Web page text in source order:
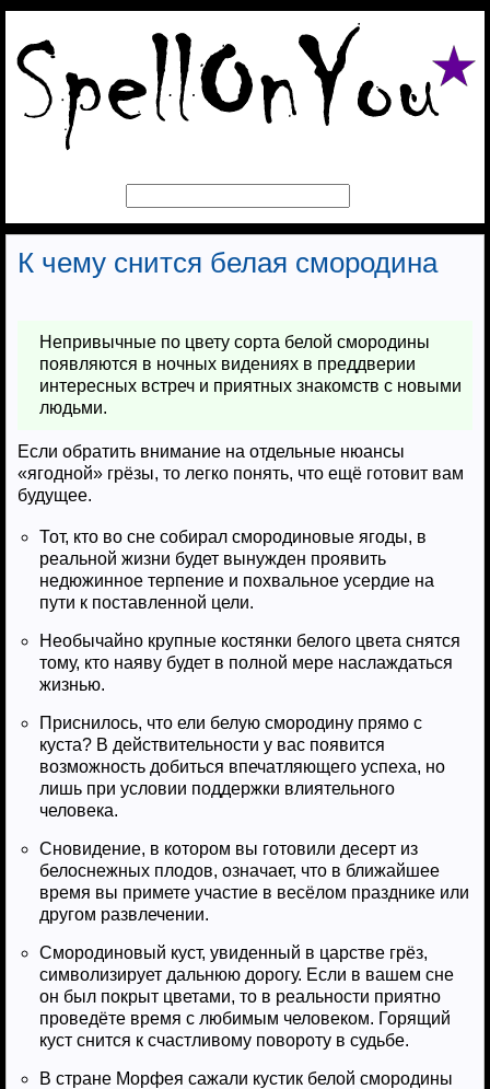
К чему снится белая смородина
Непривычные по цвету сорта белой смородины
появляются в ночных видениях в преддверии
интересных встреч и приятных знакомств с новыми
людьми.
Если обратить внимание на отдельные нюансы
«ягодной» грёзы, то легко понять, что ещё готовит вам
будущее.
Тот, кто во сне собирал смородиновые ягоды, в
реальной жизни будет вынужден проявить
недюжинное терпение и похвальное усердие на
пути к поставленной цели.
Необычайно крупные костянки белого цвета снятся
тому, кто наяву будет в полной мере наслаждаться
жизнью.
Приснилось, что ели белую смородину прямо с
куста? В действительности у вас появится
возможность добиться впечатляющего успеха, но
лишь при условии поддержки влиятельного
человека.
Сновидение, в котором вы готовили десерт из
белоснежных плодов, означает, что в ближайшее
время вы примете участие в весёлом празднике или
другом развлечении.
Смородиновый куст, увиденный в царстве грёз,
символизирует дальнюю дорогу. Если в вашем сне
он был покрыт цветами, то в реальности приятно
проведёте время с любимым человеком. Горящий
куст снится к счастливому повороту в судьбе.
В стране Морфея сажали кустик белой смородины